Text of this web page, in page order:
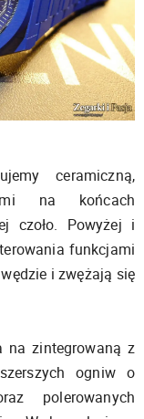
ceramiczną,
na końcach
czoło. Powyżej i
funkcjami
i zwężają się
na zintegrowaną z
ogniw o
polerowanych